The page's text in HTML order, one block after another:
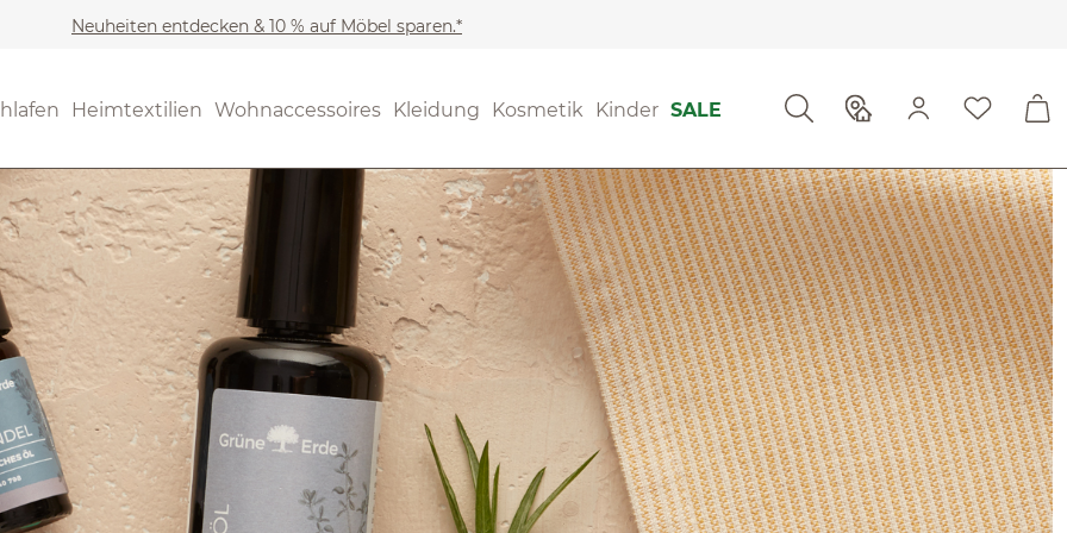
Neuheiten entdecken & 10 % auf Möbel sparen.*
Heimtextilien Wohnaccessoires Kleidung Kosmetik Kinder SALE